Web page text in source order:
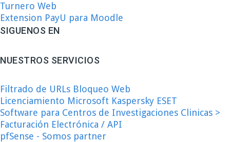
Turnero Web
Extension PayU para Moodle
SIGUENOS EN
NUESTROS SERVICIOS
Filtrado de URLs Bloqueo Web
Licenciamiento Microsoft Kaspersky ESET
Software para Centros de Investigaciones Clinicas >
Facturación Electrónica / API
pfSense - Somos partner